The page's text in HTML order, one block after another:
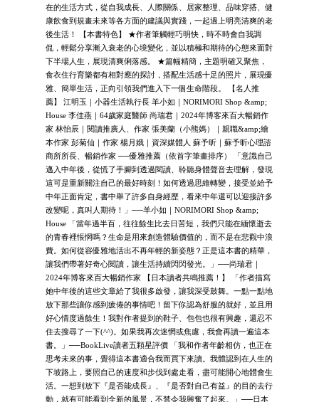
在的生活方式，從自我成長、人際關係、居家整理、品味穿搭、健
康飲食到規畫未來等各方面的建議與實踐，一起過上明亮清爽的老
後生活！ 【本書特色】 ★作者筆觸輕巧明快，時不時會自我調
侃，輕鬆分享漸入衰老的心境變化，並以積極和期待的心態來面對
下半場人生，展現清爽俐落感。 ★篇幅精簡，主題明確又聚焦，
食衣住行育樂都有相對應的探討，搭配生活感十足的照片，展現優
雅、簡單生活，正向引領我們進入下一個生命階段。 【名人推
薦】 江明玉｜小器生活執行長 羊小如｜NORIMORI Shop &amp;
House 李佳燕｜64歲家庭醫師 尚瑞君｜2024年博客來百大暢銷作
家 林怡辰｜閱讀推廣人、作家 張美蘭（小熊媽）｜親職&amp;繪
本作家 彭菊仙｜作家 楊月娥｜資深媒體人 蘇予昕｜蘇予昕心理諮
商所所長、暢銷作家 ──優雅推薦（依首字筆畫排序） 「意識自己
邁入中年後，從慌了手腳到透過閱讀、聆聽身體聲音去理解，發現
這可是重新關注自己的最好時刻！如何透過思維轉變，接受並給予
中年正面肯定，書中舉了許多自身經歷，看來中年還可以迎接許多
改變呢，真叫人期待！」──羊小如｜NORIMORI Shop &amp;
House 「當年過半百，往往餘生比去日苦短，我們只能在緬懷逝去
的青春裡悵惘嗎？生命是用來創造體驗價值的，而不是在悲觀中浪
費。如何從容優雅地活出不再年輕的新姿態？正是這本書的精華，
讓我們帶著好奇心閱讀，讓生活持續閃閃發光。」──尚瑞君｜
2024年博客來百大暢銷作家 【日本讀者共鳴推薦！】 「作者描寫
她中年後的這些文章給了我很多啟發，讓我深受鼓舞。一點一點地
放下那些讓你感到疲倦的事情吧！留下你認為舒服的就好，並且用
好心情度過餘生！我對作者提到的鞋子、包包也很有興趣，還忍不
住去搜尋了一下(^^)。如果我再次迷惘或焦慮，我會再讀一遍這本
書。」──BookLive讀者五顆星評價 「我和作者年齡相仿，也正在
思考未來的事，覺得這本書適合我而買下來讀。我體認到在人生的
下坡路上，要照自己的速度和步伐到處走看，盡可能開心地體會生
活。一想到放下『是否能成長』、『是否對自己有益』的目的去行
動，就有可能看到全新的風景，不禁令我興奮了起來。」──日本